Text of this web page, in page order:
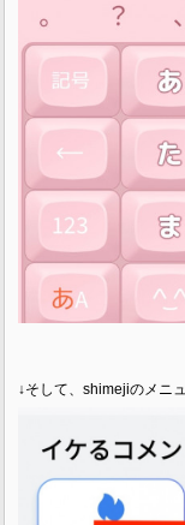
↓そして、shimejiのメニ